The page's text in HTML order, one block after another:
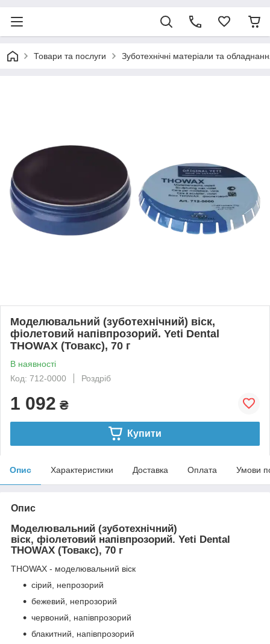
Товари та послуги Зуботехнічні матеріали та
Моделювальний (зуботехнічний) віск,
фіолетовий напівпрозорий. Yeti Dental
THOWAX (Товакс), 70 г
В наявності
Код: 712-0000
Роздріб
1 092 ₴
Купити
Опис Характеристики Доставка Оплата Умови
Опис
Моделювальний (зуботехнічний)
віск, фіолетовий напівпрозорий. Yeti Dental
THOWAX (Товакс), 70 г
THOWAX - моделювальний віск
сірий, непрозорий
бежевий, непрозорий
червоний, напівпрозорий
блакитний, напівпрозорий